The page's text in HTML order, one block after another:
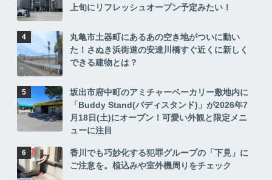
上旬にリフレッシュオープン予定みたい！
丸亀市土器町にあるあの空き地がついに動い
た！さぬき浜街道の安達川橋すぐ近くに新しく
できる建物とは？
坂出市府中町のアミチャーベーカリー敷地内に
「Buddy Stand(バディスタンド)」が2026年7
月18日(土)にオープン！可愛い外観と限定メニ
ューに注目
香川でも巧妙化する犯罪グループの「下見」に
ご注意を。植込みや室外機周りをチェック